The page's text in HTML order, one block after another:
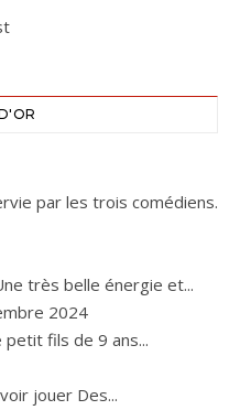
par les trois comédiens.
très belle énergie et...
2024
fils de 9 ans...
jouer Des...